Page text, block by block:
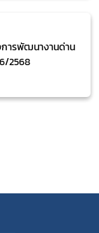
การพัฒนางานด่าน
2568